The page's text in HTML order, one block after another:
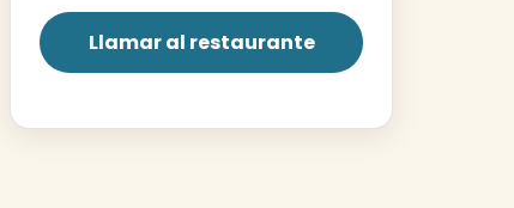
Llamar al restaurante